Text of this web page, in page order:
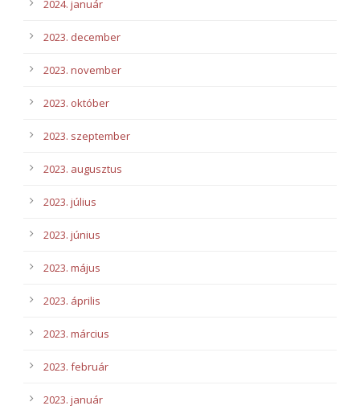
2024. január
2023. december
2023. november
2023. október
2023. szeptember
2023. augusztus
2023. július
2023. június
2023. május
2023. április
2023. március
2023. február
2023. január